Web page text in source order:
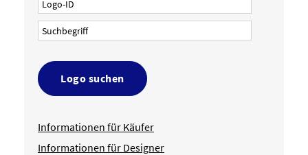
Logo suchen
Informationen für Käufer
Informationen für Designer